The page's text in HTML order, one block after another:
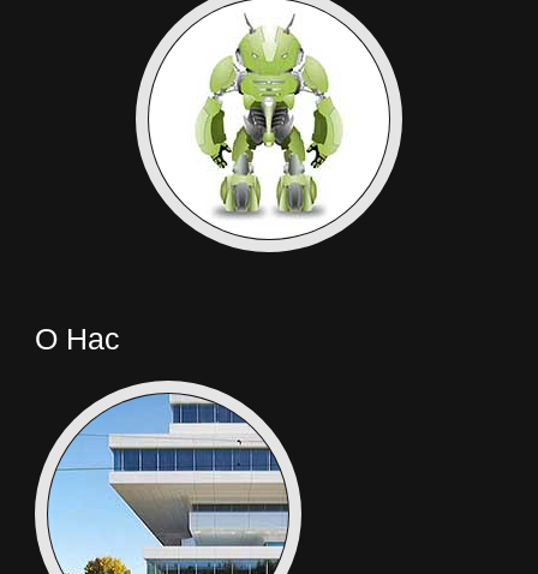
О Нас
View
Prestigio